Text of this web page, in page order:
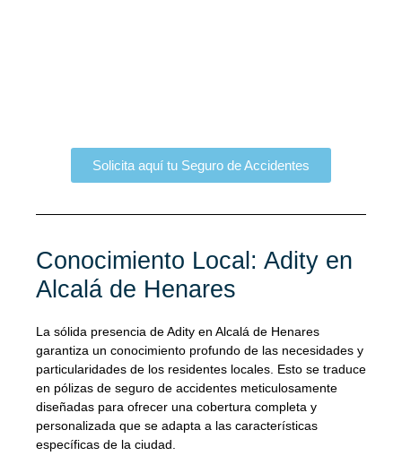
Solicita aquí tu Seguro de Accidentes
Conocimiento Local: Adity en
Alcalá de Henares
La sólida presencia de Adity en Alcalá de Henares
garantiza un conocimiento profundo de las necesidades y
particularidades de los residentes locales. Esto se traduce
en pólizas de seguro de accidentes meticulosamente
diseñadas para ofrecer una cobertura completa y
personalizada que se adapta a las características
específicas de la ciudad.